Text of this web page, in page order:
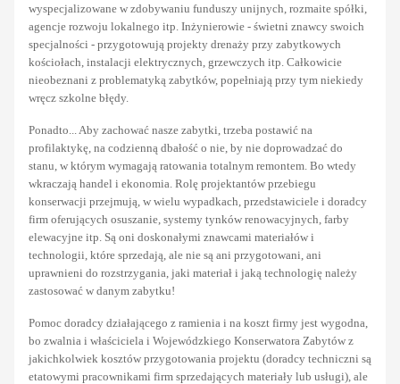
wyspecjalizowane w zdobywaniu funduszy unijnych, rozmaite spółki,
agencje rozwoju lokalnego itp. Inżynierowie - świetni znawcy swoich
specjalności - przygotowują projekty drenaży przy zabytkowych
kościołach, instalacji elektrycznych, grzewczych itp. Całkowicie
nieobeznani z problematyką zabytków, popełniają przy tym niekiedy
wręcz szkolne błędy.
Ponadto... Aby zachować nasze zabytki, trzeba postawić na
profilaktykę, na codzienną dbałość o nie, by nie doprowadzać do
stanu, w którym wymagają ratowania totalnym remontem. Bo wtedy
wkraczają handel i ekonomia. Rolę projektantów przebiegu
konserwacji przejmują, w wielu wypadkach, przedstawiciele i doradcy
firm oferujących osuszanie, systemy tynków renowacyjnych, farby
elewacyjne itp. Są oni doskonałymi znawcami materiałów i
technologii, które sprzedają, ale nie są ani przygotowani, ani
uprawnieni do rozstrzygania, jaki materiał i jaką technologię należy
zastosować w danym zabytku!
Pomoc doradcy działającego z ramienia i na koszt firmy jest wygodna,
bo zwalnia i właściciela i Wojewódzkiego Konserwatora Zabytów z
jakichkolwiek kosztów przygotowania projektu (doradcy techniczni są
etatowymi pracownikami firm sprzedających materiały lub usługi), ale